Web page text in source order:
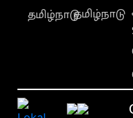
தமிழ்நாடுதமிழ்நாடு